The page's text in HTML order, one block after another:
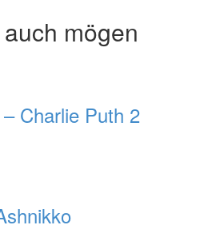
mögen
Charlie Puth 2